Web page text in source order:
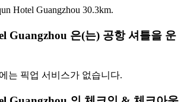
Hotel Guangzhou 30.3km.
Guangzhou 은(는) 공항 셔틀을 운
는 픽업 서비스가 없습니다.